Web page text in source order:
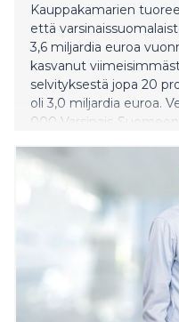
Kauppakamarien
että
3,6 miljardia euroa
kasvanut
selvityksestä jopa 20
oli 3,0 miljardia euroa.
000 Varsinais-